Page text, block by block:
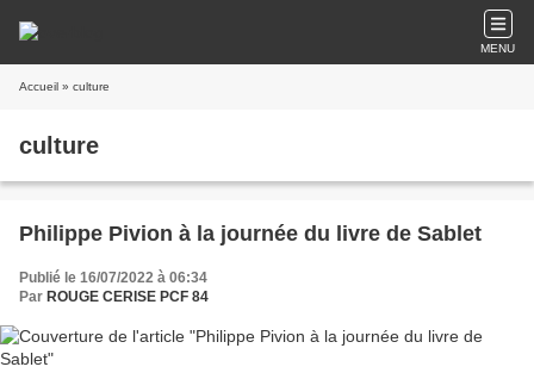
MENU
Accueil » culture
culture
Philippe Pivion à la journée du livre de Sablet
Publié le 16/07/2022 à 06:34
Par ROUGE CERISE PCF 84